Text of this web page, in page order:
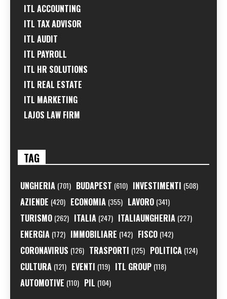
ITL ACCOUNTING
ITL TAX ADVISOR
ITL AUDIT
ITL PAYROLL
ITL HR SOLUTIONS
ITL REAL ESTATE
ITL MARKETING
LAJOS LAW FIRM
TAG
UNGHERIA (701) BUDAPEST (610) INVESTIMENTI (508)
AZIENDE (420) ECONOMIA (355) LAVORO (341)
TURISMO (262) ITALIA (247) ITALIAUNGHERIA (227)
ENERGIA (172) IMMOBILIARE (142) FISCO (142)
CORONAVIRUS (126) TRASPORTI (125) POLITICA (124)
CULTURA (121) EVENTI (119) ITL GROUP (118)
AUTOMOTIVE (110) PIL (104)